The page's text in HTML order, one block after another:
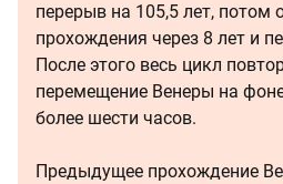
перерыв на 105,5 лет, потом
прохождения через 8 лет и
После этого весь цикл
перемещение Венеры на
более шести часов.
Предыдущее прохождение